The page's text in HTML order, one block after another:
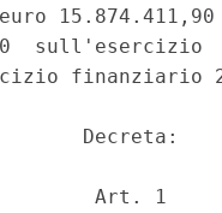
finanziario
Decreta:
Art. 1